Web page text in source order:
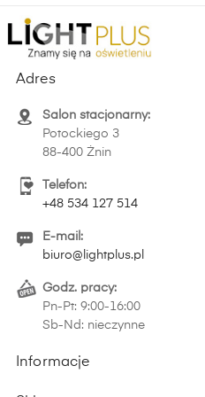
Adres
Salon stacjonarny:
Potockiego 3
88-400 Żnin
Telefon:
+48 534 127 514
E-mail:
biuro@lightplus.pl
Godz. pracy:
Pn-Pt: 9:00-16:00
Sb-Nd: nieczynne
Informacje